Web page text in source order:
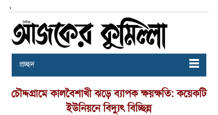
,
প্রচ্ছদ
চৌদ্দগ্রামে কালবৈশাখী ঝড়ে ব্যাপক ক্ষয়ক্ষতি: কয়েকটি
ইউনিয়নে বিদ্যুৎ বিচ্ছিন্ন